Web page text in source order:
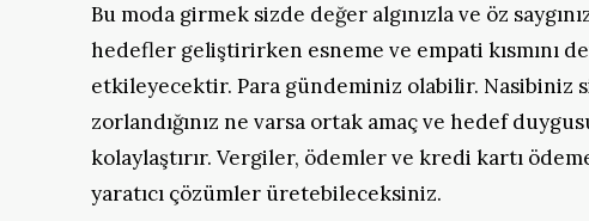
Bu moda girmek sizde değer algınızla ve öz
hedefler geliştirirken esneme ve empati kısmını
etkileyecektir. Para gündeminiz olabilir. Nasibiniz
zorlandığınız ne varsa ortak amaç ve hedef
kolaylaştırır. Vergiler, ödemler ve kredi kartı
yaratıcı çözümler üretebileceksiniz.